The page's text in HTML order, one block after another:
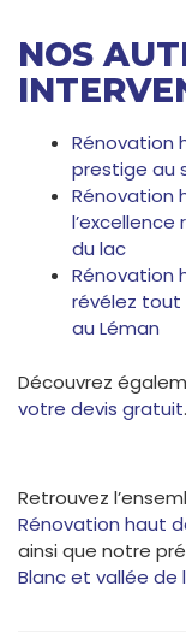
NOS
Rénovation
prestige au
Rénovation
l’excellence
du lac
Rénovation
révélez
au Léman
Découvrez
votre devis gratuit.
Retrouvez
Rénovation haut
ainsi que notre
Blanc et vallée de